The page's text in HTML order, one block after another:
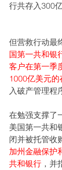
行共存入300亿
但营救行动最
国第一共和银
客户在第一季
1000亿美元的
入破产管理程
在勉强支撑了
美国第一共和
闭并被托管收
加州金融保护
共和银行 ，